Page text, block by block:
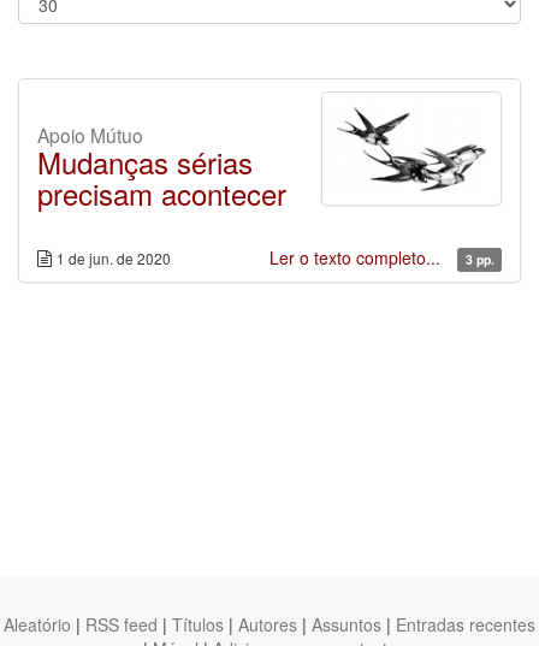
Apoio Mútuo
Mudanças sérias
precisam acontecer
1 de jun. de 2020 Ler o texto completo... 3 pp.
Aleatório | RSS feed | Títulos | Autores | Assuntos | Entradas recentes